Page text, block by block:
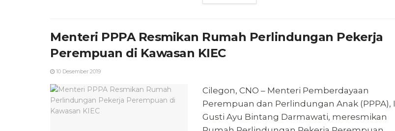
Menteri PPPA Resmikan Rumah Perlindungan Pekerja
Perempuan di Kawasan KIEC
10 Desember 2019
Cilegon, CNO – Menteri Pemberdayaan
Perempuan dan Perlindungan Anak (PPPA), I
Gusti Ayu Bintang Darmawati, meresmikan